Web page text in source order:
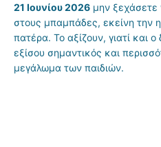
21 Ιουνίου 2026 μην
στους μπαμπάδες, εκείνη την
πατέρα. Το αξίζουν, γιατί και ο
εξίσου σημαντικός και
μεγάλωμα των παιδιών.